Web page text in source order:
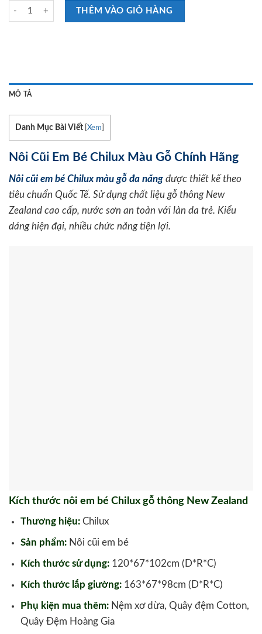
Nôi Em Bé Chilux Màu Gỗ số lượng
THÊM VÀO GIỎ HÀNG
MÔ TẢ
Danh Mục Bài Viết Xem
Nôi Cũi Em Bé Chilux Màu Gỗ Chính Hãng
Nôi cũi em bé Chilux màu gỗ đa năng được thiết kế theo
tiêu chuẩn Quốc Tế. Sử dụng chất liệu gỗ thông New
Zealand cao cấp, nước sơn an toàn với làn da trẻ. Kiểu
dáng hiện đại, nhiều chức năng tiện lợi.
Kích thước nôi em bé Chilux gỗ thông New Zealand
Thương hiệu:Chilux
Sản phẩm:Nôi cũi em bé
Kích thước sử dụng:120*67*102cm (D*R*C)
Kích thước lắp giường:163*67*98cm (D*R*C)
Phụ kiện mua thêm:Nệm xơ dừa, Quây đệm Cotton,
Quây Đệm Hoàng Gia